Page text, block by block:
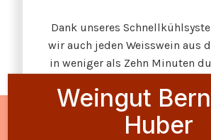
Dank unseres
wir auch jeden Weisswein aus
in weniger als Zehn Minuten
Weingut
Huber